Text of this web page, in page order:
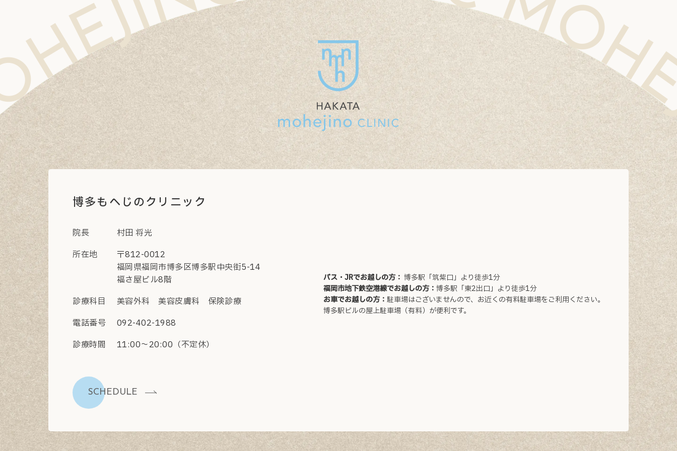
MOHEJINO CLINIC MOHEJINO CLINIC MOHEJINO CLINIC MOHEJINO CLINIC MOHEJINO CLINIC MOHEJINO CLINIC MOHEJINO CLINIC MOHEJINO CLINIC MOHEJINO CLINIC MOHEJINO CLINIC MOHEJINO CLINIC MOHEJINO CLINIC MOHEJINO
博多もへじのクリニック
院長
村田 将光
所在地
〒812-0012
福岡県福岡市博多区博多駅中央街5-14
福さ屋ビル8階
診療科目
美容外科 美容皮膚科 保険診療
電話番号
092-402-1988
診療時間
11:00〜20:00（不定休）
SCHEDULE
バス・JRでお越しの方 ： 博多駅「筑紫口」より徒歩1分
福岡市地下鉄空港線でお越しの方 ： 博多駅「東2出口」より徒歩1分
お車でお越しの方 ： 駐車場はございませんので、お近くの有料駐車場をご利用ください。
博多駅ビルの屋上駐車場（有料）が便利です。